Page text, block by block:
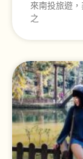
來南投旅遊，
之